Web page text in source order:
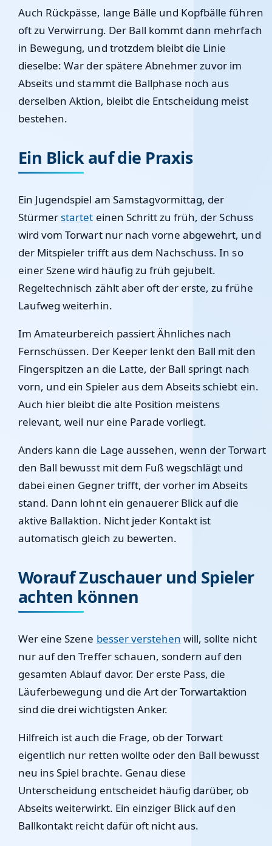
Auch Rückpässe, lange Bälle und Kopfbälle führen
oft zu Verwirrung. Der Ball kommt dann mehrfach
in Bewegung, und trotzdem bleibt die Linie
dieselbe: War der spätere Abnehmer zuvor im
Abseits und stammt die Ballphase noch aus
derselben Aktion, bleibt die Entscheidung meist
bestehen.
Ein Blick auf die Praxis
Ein Jugendspiel am Samstagvormittag, der
Stürmer startet einen Schritt zu früh, der Schuss
wird vom Torwart nur nach vorne abgewehrt, und
der Mitspieler trifft aus dem Nachschuss. In so
einer Szene wird häufig zu früh gejubelt.
Regeltechnisch zählt aber oft der erste, zu frühe
Laufweg weiterhin.
Im Amateurbereich passiert Ähnliches nach
Fernschüssen. Der Keeper lenkt den Ball mit den
Fingerspitzen an die Latte, der Ball springt nach
vorn, und ein Spieler aus dem Abseits schiebt ein.
Auch hier bleibt die alte Position meistens
relevant, weil nur eine Parade vorliegt.
Anders kann die Lage aussehen, wenn der Torwart
den Ball bewusst mit dem Fuß wegschlägt und
dabei einen Gegner trifft, der vorher im Abseits
stand. Dann lohnt ein genauerer Blick auf die
aktive Ballaktion. Nicht jeder Kontakt ist
automatisch gleich zu bewerten.
Worauf Zuschauer und Spieler
achten können
Wer eine Szene besser verstehen will, sollte nicht
nur auf den Treffer schauen, sondern auf den
gesamten Ablauf davor. Der erste Pass, die
Läuferbewegung und die Art der Torwartaktion
sind die drei wichtigsten Anker.
Hilfreich ist auch die Frage, ob der Torwart
eigentlich nur retten wollte oder den Ball bewusst
neu ins Spiel brachte. Genau diese
Unterscheidung entscheidet häufig darüber, ob
Abseits weiterwirkt. Ein einziger Blick auf den
Ballkontakt reicht dafür oft nicht aus.